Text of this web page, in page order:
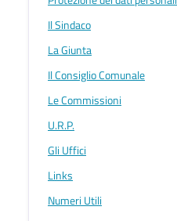
Il Sindaco
La Giunta
Il Consiglio Comunale
Le Commissioni
U.R.P.
Gli Uffici
Links
Numeri Utili